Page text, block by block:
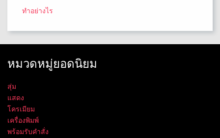
ทำอย่างไร
หมวดหมู่ยอดนิยม
สุ่ม
แสดง
โครเมียม
เครื่องพิมพ์
พร้อมรับคำสั่ง